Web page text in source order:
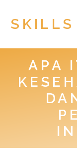
SKILLS
HOME
PRIVACY
TOGEL
APA